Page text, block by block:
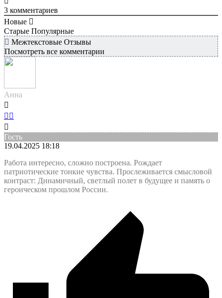
3 комментариев
Новые
Старые Популярные
Межтекстовые Отзывы
Посмотреть все комментарии
Анна
Гость
19.04.2025 18:18
Работа интересно, сложно построена. Рождает
патриотические тонкие чувства. Прослеживается смысловой
контраст: Динамичный, светлый полет в будущее и память о
героическом прошлом России.